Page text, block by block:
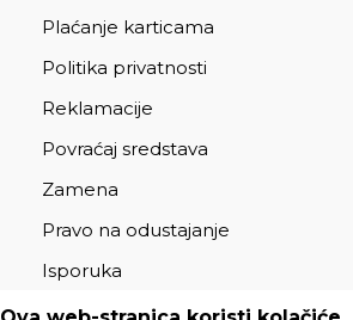
Plaćanje karticama
Politika privatnosti
Reklamacije
Povraćaj sredstava
Zamena
Pravo na odustajanje
Isporuka